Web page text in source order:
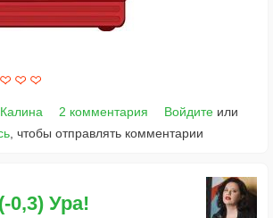
2 комментария Войдитеили
, чтобы отправлять комментарии
0,3) Ура!